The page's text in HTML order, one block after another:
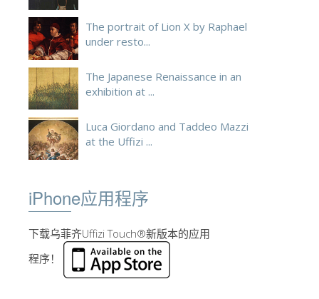
The portrait of Lion X by Raphael
under resto...
The Japanese Renaissance in an
exhibition at ...
Luca Giordano and Taddeo Mazzi
at the Uffizi ...
iPhone应用程序
下载乌菲齐Uffizi Touch®新版本的应用
程序！